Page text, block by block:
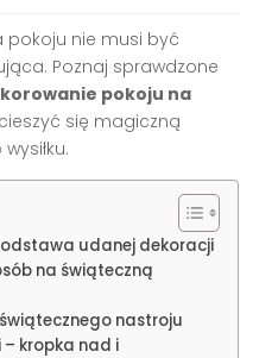
pokoju nie musi być
Poznaj sprawdzone
pokoju na
się magiczną
udanej dekoracji
na świąteczną
nastroju
kropka nad i